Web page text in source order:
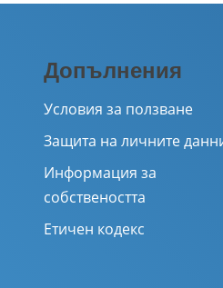
Допълнения
Условия за ползване
Защита на личните
Информация за
собствеността
Етичен кодекс